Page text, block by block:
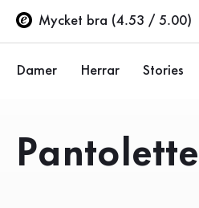
Till huvudinnehåll
Till innehållsförteckning
Till huvudnavigation
Mycket bra (4.53 / 5.00)
Damer
Halvskor
Herrar
Halvskor
Stories
Produkter